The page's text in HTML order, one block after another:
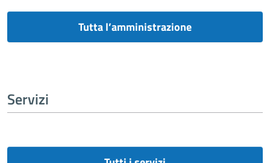
Tutta l’amministrazione
Servizi